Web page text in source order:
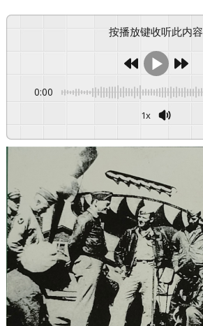
按播放键收听此内容
0:00
1x